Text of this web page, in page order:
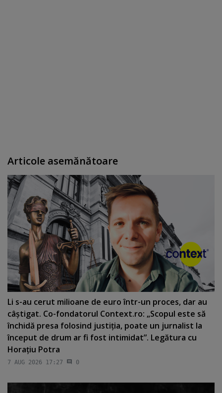
Articole asemănătoare
Li s-au cerut milioane de euro într-un proces, dar au
câştigat. Co-fondatorul Context.ro: „Scopul este să
închidă presa folosind justiţia, poate un jurnalist la
început de drum ar fi fost intimidat”. Legătura cu
Horaţiu Potra
7 AUG 2026 17:27 0